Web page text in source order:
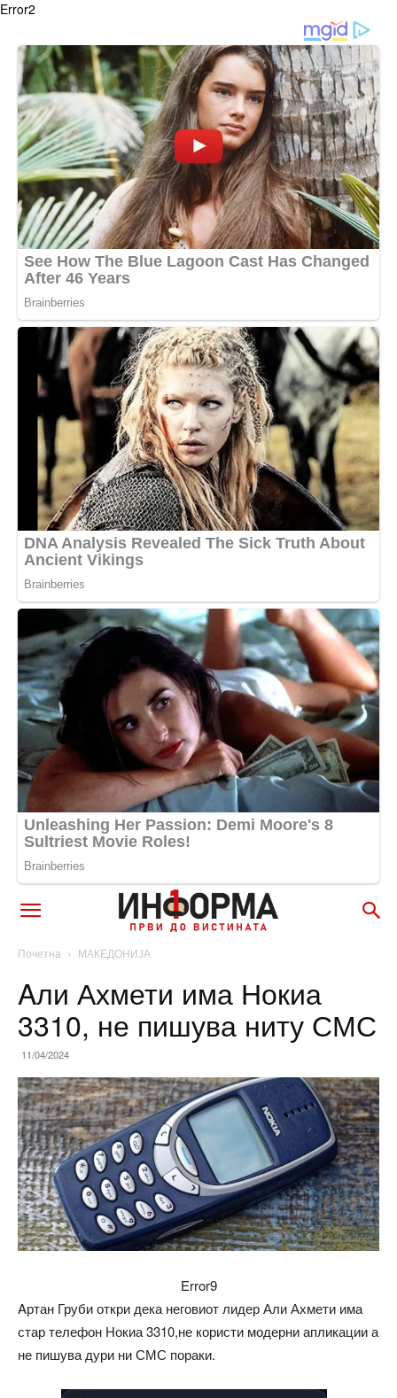
Error2
Почетна МАКЕДОНИЈА
Aли Ахмети има Нокиа
3310, не пишува ниту СМС
11/04/2024
Error9
Aртан Груби откри дека неговиот лидер Али Ахмети има
стар телефон Нокиа 3310,не користи модерни апликации а
не пишува дури ни СМС пораки.